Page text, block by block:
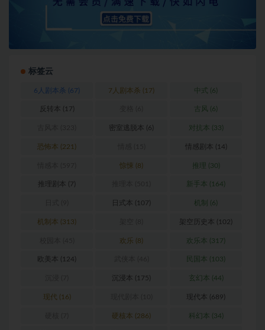
标签云
6人剧本杀 (67) 7人剧本杀 (17) 中式 (6)
反转本 (17) 古风 (6)
密室逃脱本 (6) 对抗本 (33)
恐怖本 (221) 情感剧本 (14)
惊悚 (8) 推理 (30)
推理剧本 (7) 新手本 (164)
日式本 (107) 机制 (6)
机制本 (313) 架空历史本 (102)
欢乐 (8) 欢乐本 (317)
欧美本 (124) 民国本 (103)
沉浸本 (175) 玄幻本 (44)
现代 (16) 现代本 (689)
硬核本 (286) 科幻本 (34)